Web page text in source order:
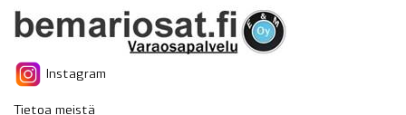
Instagram
Tietoa meistä